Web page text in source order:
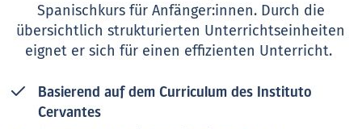
Spanischkurs für Anfänger:innen. Durch die
übersichtlich strukturierten Unterrichtseinheiten
eignet er sich für einen effizienten Unterricht.
Basierend auf dem Curriculum des Instituto
Cervantes